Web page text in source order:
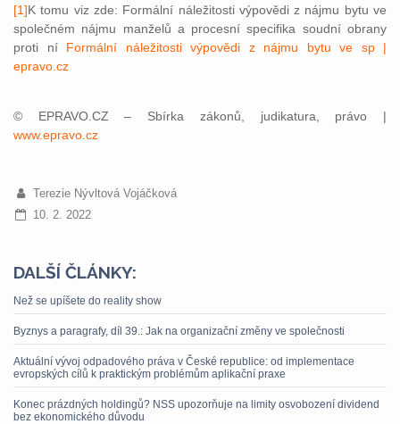
[1]K tomu viz zde: Formální náležitosti výpovědi z nájmu bytu ve
společném nájmu manželů a procesní specifika soudní obrany
proti ní Formální náležitosti výpovědi z nájmu bytu ve sp |
epravo.cz
© EPRAVO.CZ – Sbírka zákonů, judikatura, právo |
www.epravo.cz
Terezie Nývltová Vojáčková
10. 2. 2022
DALŠÍ ČLÁNKY:
Než se upíšete do reality show
Byznys a paragrafy, díl 39.: Jak na organizační změny ve společnosti
Aktuální vývoj odpadového práva v České republice: od implementace
evropských cílů k praktickým problémům aplikační praxe
Konec prázdných holdingů? NSS upozorňuje na limity osvobození dividend
bez ekonomického důvodu